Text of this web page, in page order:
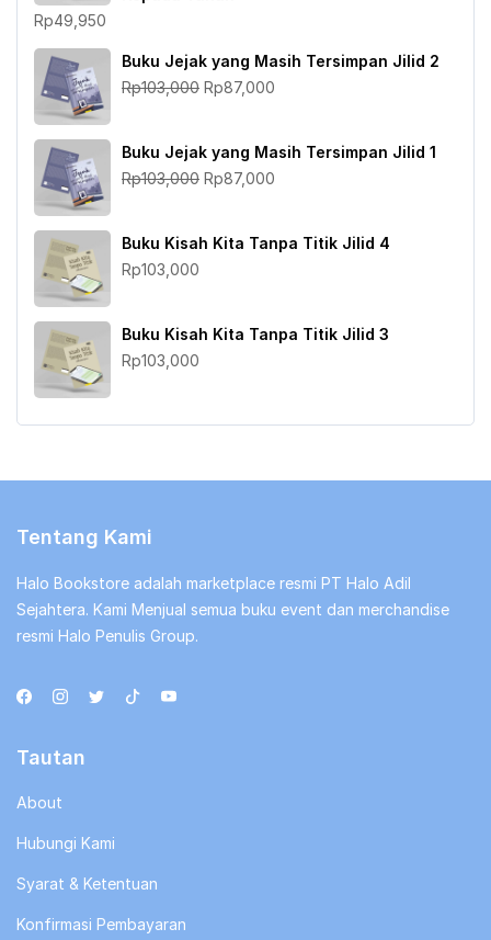
Rp49,950
Buku Jejak yang Masih Tersimpan Jilid 2
Rp103,000 Harga
Rp103,000.
Rp87,000
Buku Jejak yang Masih Tersimpan Jilid 1
Rp103,000 Harga
Rp103,000.
Rp87,000
adalah:
Buku Kisah Kita Tanpa Titik Jilid 4
Rp103,000
Buku Kisah Kita Tanpa Titik Jilid 3
Rp103,000
Tentang Kami
Halo Bookstore adalah marketplace resmi PT Halo Adil
Sejahtera. Kami Menjual semua buku event dan merchandise
resmi Halo Penulis Group.
Tautan
About
Hubungi Kami
Syarat & Ketentuan
Konfirmasi Pembayaran